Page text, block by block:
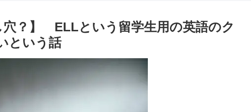
穴？】 ELLという留学生用の英語のク
という話